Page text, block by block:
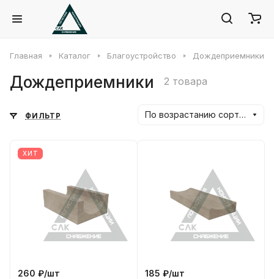
Главная Каталог Благоустройство Дождеприемники
Дождеприемники 2 товара
ФИЛЬТР По возрастанию сортировки
ХИТ
260 ₽/шт
185 ₽/шт